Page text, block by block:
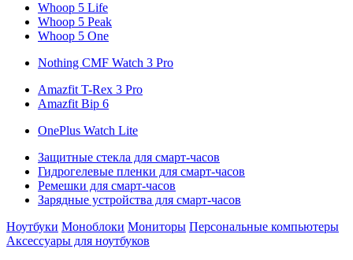
Whoop 5 Life
Whoop 5 Peak
Whoop 5 One
Nothing CMF Watch 3 Pro
Amazfit T-Rex 3 Pro
Amazfit Bip 6
OnePlus Watch Lite
Защитные стекла для смарт-часов
Гидрогелевые пленки для смарт-часов
Ремешки для смарт-часов
Зарядные устройства для смарт-часов
Ноутбуки Моноблоки Мониторы Персональные компьютеры
Аксессуары для ноутбуков